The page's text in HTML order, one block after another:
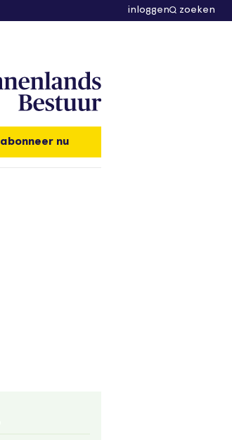
inloggen zoeken
abonneer nu